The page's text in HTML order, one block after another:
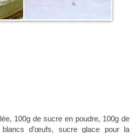
100g de sucre en poudre, 100g de
d’œufs, sucre glace pour la